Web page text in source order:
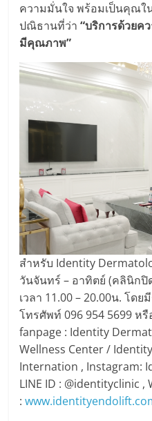
ความมั่นใจ พร้อมเป็นคุณใ
ปณิธานที่ว่า“บริการด้วยค
มีคุณภาพ”
สำหรับ Identity
วันจันทร์ – อาทิตย์ (คลินิก
เวลา 11.00 – 20.00น. โด
โทรศัพท์ 096 954 5699 ห
fanpage : Identity
Wellness Center /
Internation , Instagram:
LINE ID : @identityclinic ,
: